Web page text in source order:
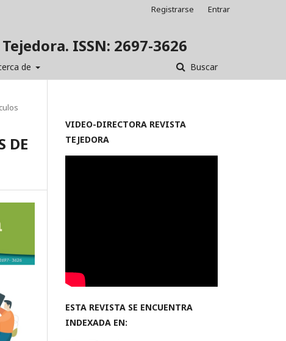
ISSN: 2697-3626
de Buscar
Registrarse Entrar
DE
VIDEO-DIRECTORA REVISTA
TEJEDORA
ESTA REVISTA SE ENCUENTRA
INDEXADA EN: